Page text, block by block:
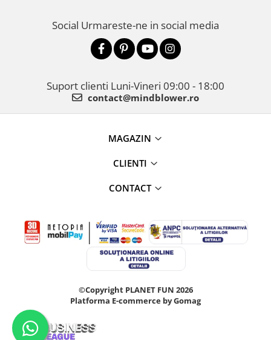
Social Urmareste-ne in social media
Suport clienti Luni-Vineri 09:00 - 18:00
contact@mindblower.ro
MAGAZIN
CLIENTI
CONTACT
©Copyright PLANET FUN 2026
Platforma E-commerce by Gomag